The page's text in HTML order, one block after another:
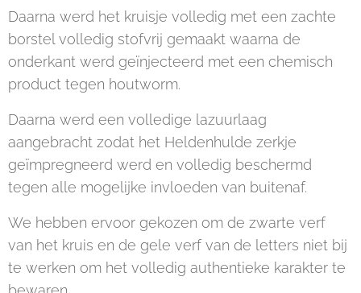
Daarna werd het kruisje volledig met een zachte
borstel volledig stofvrij gemaakt waarna de
onderkant werd geïnjecteerd met een chemisch
product tegen houtworm.
Daarna werd een volledige lazuurlaag
aangebracht zodat het Heldenhulde zerkje
geïmpregneerd werd en volledig beschermd
tegen alle mogelijke invloeden van buitenaf.
We hebben ervoor gekozen om de zwarte verf
van het kruis en de gele verf van de letters niet bij
te werken om het volledig authentieke karakter te